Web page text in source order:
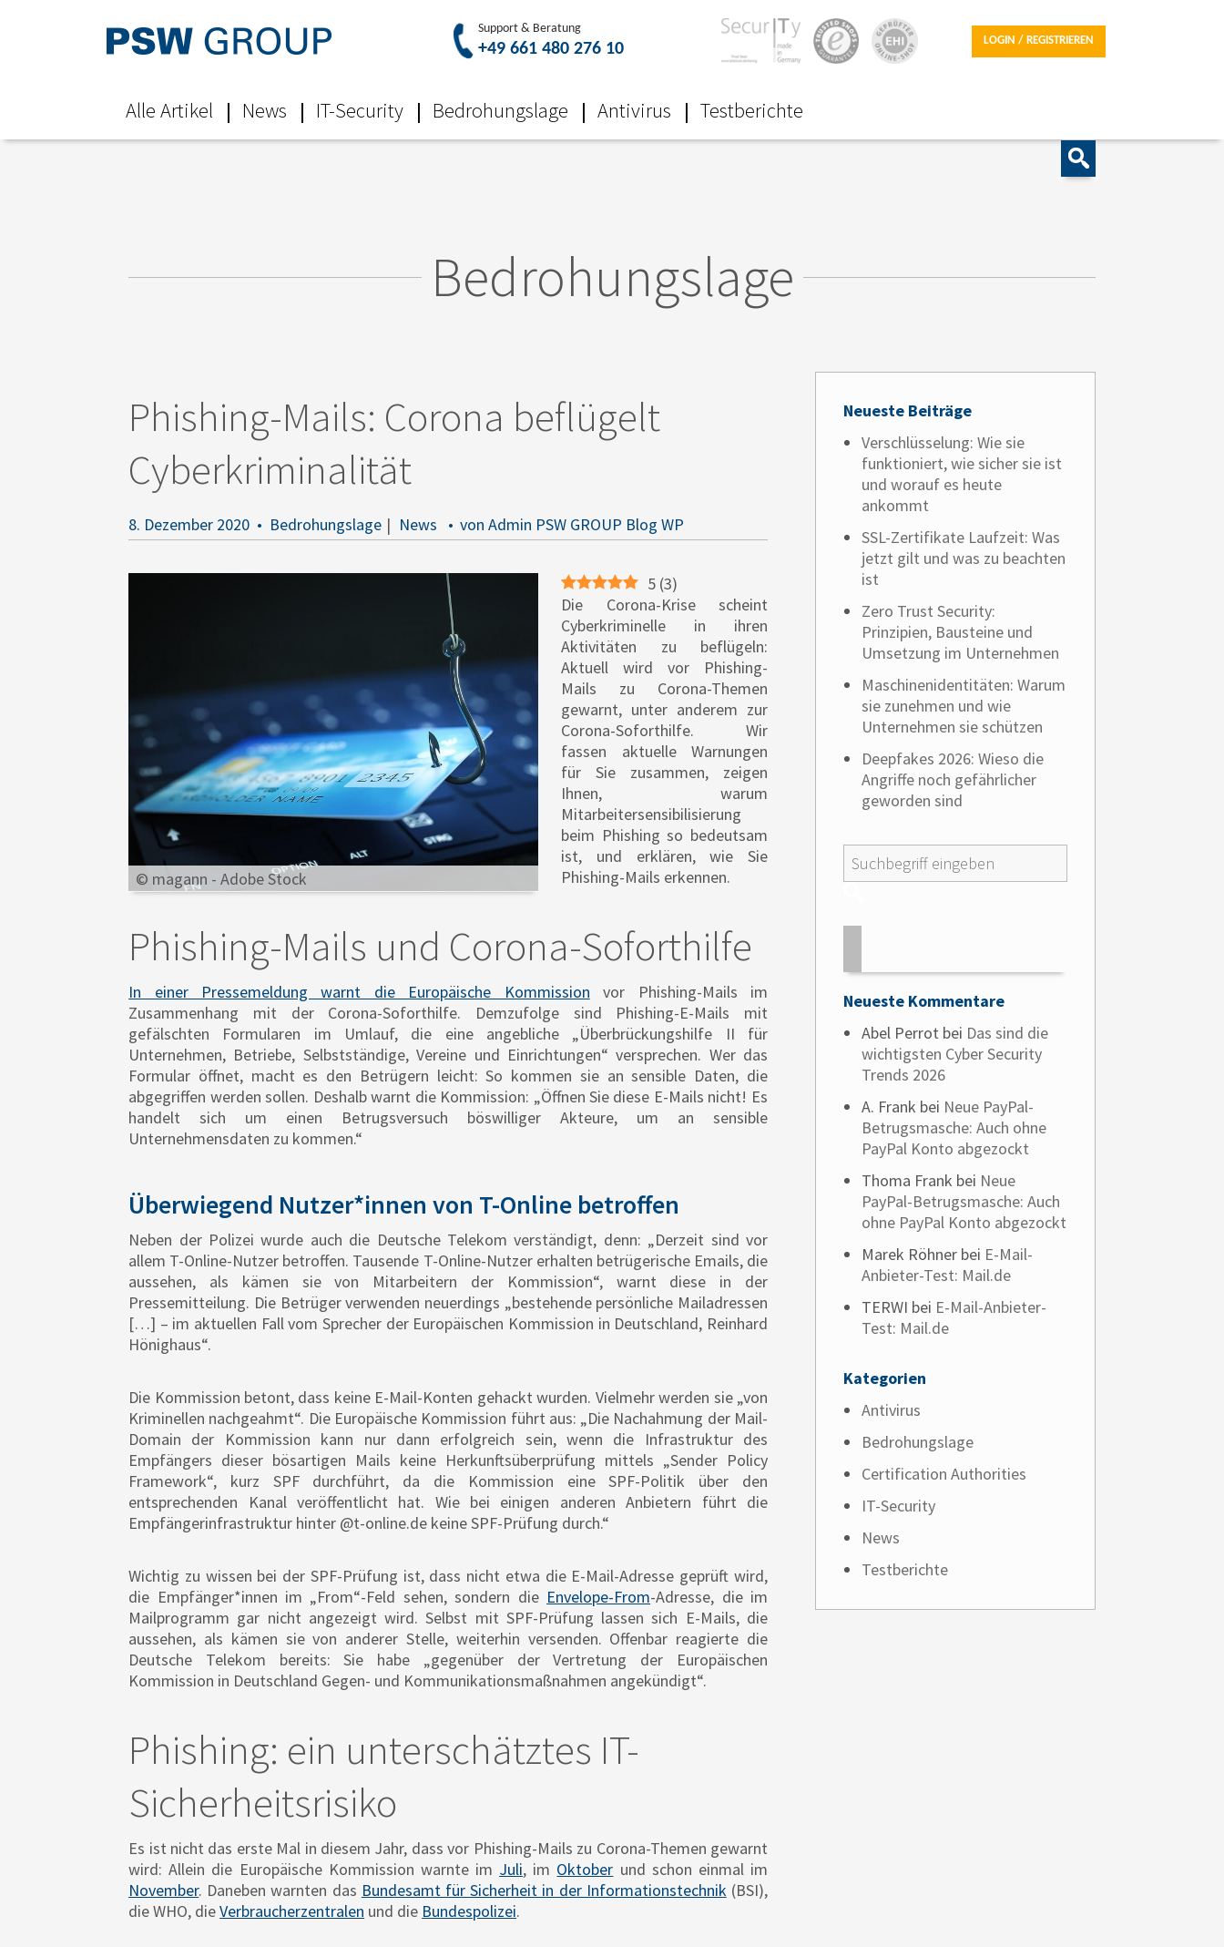
Alle Artikel News IT-Security Bedrohungslage Antivirus Testberichte
Bedrohungslage
Phishing-Mails: Corona beflügelt
Cyberkriminalität
8. Dezember 2020 Bedrohungslage News von Admin PSW GROUP Blog WP
© magann - Adobe Stock
5 (3)
Die Corona-Krise scheint
Cyberkriminelle in ihren
Aktivitäten zu beflügeln:
Aktuell wird vor Phishing-
Mails zu Corona-Themen
gewarnt, unter anderem zur
Corona-Soforthilfe. Wir
fassen aktuelle Warnungen
für Sie zusammen, zeigen
Ihnen, warum
Mitarbeitersensibilisierung
beim Phishing so bedeutsam
ist, und erklären, wie Sie
Phishing-Mails erkennen.
Phishing-Mails und Corona-Soforthilfe
In einer Pressemeldung warnt die Europäische Kommission vor Phishing-Mails im
Zusammenhang mit der Corona-Soforthilfe. Demzufolge sind Phishing-E-Mails mit
gefälschten Formularen im Umlauf, die eine angebliche „Überbrückungshilfe II für
Unternehmen, Betriebe, Selbstständige, Vereine und Einrichtungen“ versprechen. Wer das
Formular öffnet, macht es den Betrügern leicht: So kommen sie an sensible Daten, die
abgegriffen werden sollen. Deshalb warnt die Kommission: „Öffnen Sie diese E-Mails nicht! Es
handelt sich um einen Betrugsversuch böswilliger Akteure, um an sensible
Unternehmensdaten zu kommen.“
Überwiegend Nutzer*innen von T-Online betroffen
Neben der Polizei wurde auch die Deutsche Telekom verständigt, denn: „Derzeit sind vor
allem T-Online-Nutzer betroffen. Tausende T-Online-Nutzer erhalten betrügerische Emails, die
aussehen, als kämen sie von Mitarbeitern der Kommission“, warnt diese in der
Pressemitteilung. Die Betrüger verwenden neuerdings „bestehende persönliche Mailadressen
[…] – im aktuellen Fall vom Sprecher der Europäischen Kommission in Deutschland, Reinhard
Hönighaus“.
Die Kommission betont, dass keine E-Mail-Konten gehackt wurden. Vielmehr werden sie „von
Kriminellen nachgeahmt“. Die Europäische Kommission führt aus: „Die Nachahmung der Mail-
Domain der Kommission kann nur dann erfolgreich sein, wenn die Infrastruktur des
Empfängers dieser bösartigen Mails keine Herkunftsüberprüfung mittels „Sender Policy
Framework“, kurz SPF durchführt, da die Kommission eine SPF-Politik über den
entsprechenden Kanal veröffentlicht hat. Wie bei einigen anderen Anbietern führt die
Empfängerinfrastruktur hinter @t-online.de keine SPF-Prüfung durch.“
Wichtig zu wissen bei der SPF-Prüfung ist, dass nicht etwa die E-Mail-Adresse geprüft wird,
die Empfänger*innen im „From“-Feld sehen, sondern die Envelope-From-Adresse, die im
Mailprogramm gar nicht angezeigt wird. Selbst mit SPF-Prüfung lassen sich E-Mails, die
aussehen, als kämen sie von anderer Stelle, weiterhin versenden. Offenbar reagierte die
Deutsche Telekom bereits: Sie habe „gegenüber der Vertretung der Europäischen
Kommission in Deutschland Gegen- und Kommunikationsmaßnahmen angekündigt“.
Phishing: ein unterschätztes IT-
Sicherheitsrisiko
Es ist nicht das erste Mal in diesem Jahr, dass vor Phishing-Mails zu Corona-Themen gewarnt
wird: Allein die Europäische Kommission warnte im Juli, im Oktober und schon einmal im
November. Daneben warnten das Bundesamt für Sicherheit in der Informationstechnik (BSI),
die WHO, dieVerbraucherzentralen und die Bundespolizei.
Neueste Beiträge
Verschlüsselung: Wie sie
funktioniert, wie sicher sie ist
und worauf es heute
ankommt
SSL-Zertifikate Laufzeit: Was
jetzt gilt und was zu beachten
ist
Zero Trust Security:
Prinzipien, Bausteine und
Umsetzung im Unternehmen
Maschinenidentitäten: Warum
sie zunehmen und wie
Unternehmen sie schützen
Deepfakes 2026: Wieso die
Angriffe noch gefährlicher
geworden sind
Neueste Kommentare
Abel Perrot bei Das sind die
wichtigsten Cyber Security
Trends 2026
A. Frank bei Neue PayPal-
Betrugsmasche: Auch ohne
PayPal Konto abgezockt
Thoma Frank bei Neue
PayPal-Betrugsmasche: Auch
ohne PayPal Konto abgezockt
Marek Röhnerbei E-Mail-
Anbieter-Test: Mail.de
TERWI bei E-Mail-Anbieter-
Test: Mail.de
Kategorien
Antivirus
Bedrohungslage
Certification Authorities
IT-Security
News
Testberichte